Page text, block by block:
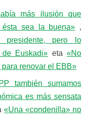
más ilusión que
sea la buena» ,
presidente, pero lo
Euskadi» eta«No
renovar el EBB»
también sumamos
es más sensata
«Una «condenilla» no